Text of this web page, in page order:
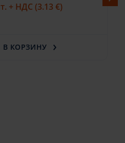
+ НДС (3.13 €)
В КОРЗИНУ